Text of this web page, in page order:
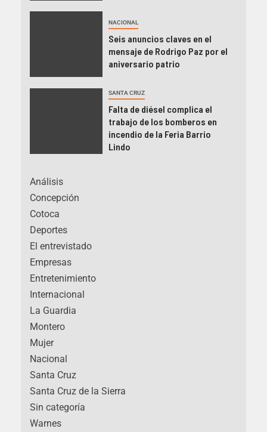
NACIONAL
Seis anuncios claves en el
mensaje de Rodrigo Paz por el
aniversario patrio
SANTA CRUZ
Falta de diésel complica el
trabajo de los bomberos en
incendio de la Feria Barrio
Lindo
Análisis
Concepción
Cotoca
Deportes
El entrevistado
Empresas
Entretenimiento
Internacional
La Guardia
Montero
Mujer
Nacional
Santa Cruz
Santa Cruz de la Sierra
Sin categoría
Warnes